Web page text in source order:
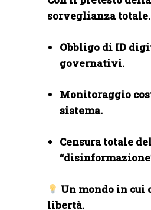
sorveglianza totale.
Obbligo di ID
governativi.
Monitoraggio
sistema.
Censura totale
Un mondo in cui
libertà.